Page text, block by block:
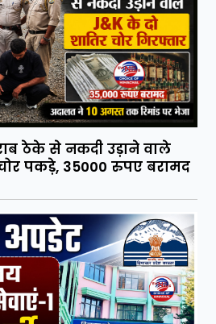
ठेके से नकदी उड़ाने वाले
पकड़े, 35000 रुपए बरामद